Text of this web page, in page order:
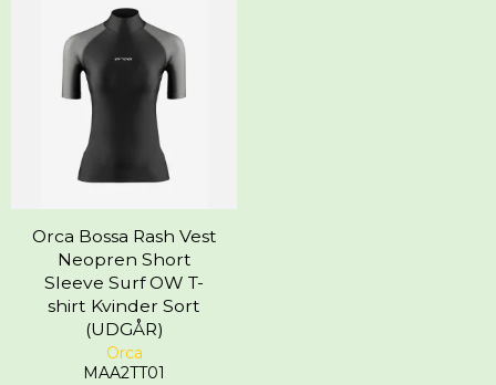
Orca Bossa Rash Vest
Neopren Short
Sleeve Surf OW T-
shirt Kvinder Sort
(UDGÅR)
Orca
MAA2TT01